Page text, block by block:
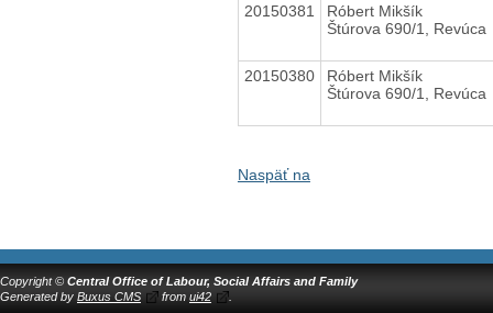
20150381
Róbert Mikšík
Štúrova 690/1, Revúca
20150380
Róbert Mikšík
Štúrova 690/1, Revúca
Naspäť na
Copyright © Central Office of Labour, Social Affairs and Family
Generated by Buxus CMS from ui42